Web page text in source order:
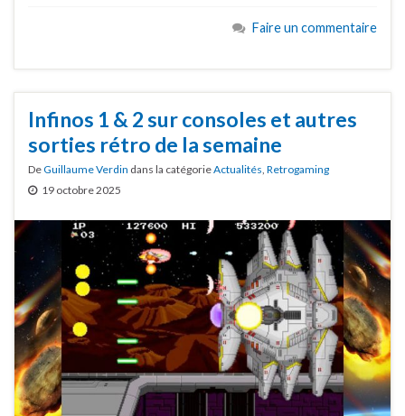
Faire un commentaire
Infinos 1 & 2 sur consoles et autres
sorties rétro de la semaine
DeGuillaume Verdin dans la catégorieActualités Retrogaming
19 octobre 2025